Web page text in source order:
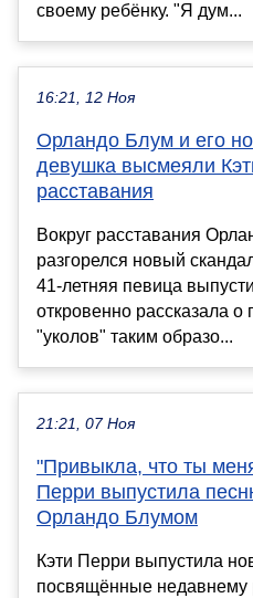
своему ребёнку. "Я дум...
16:21, 12 Ноя
Орландо Блум и его
девушка высмеяли
расставания
Вокруг расставания
разгорелся новый
41-летняя певица
откровенно рассказала о
"уколов" таким образо...
21:21, 07 Ноя
"Привыкла, что ты
Перри выпустила
Орландо Блумом
Кэти Перри выпустила
посвящённые недавнему